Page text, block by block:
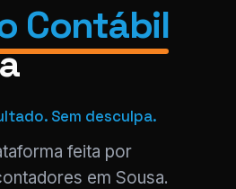
Contábil
Sem desculpa.
feita por
em Sousa.